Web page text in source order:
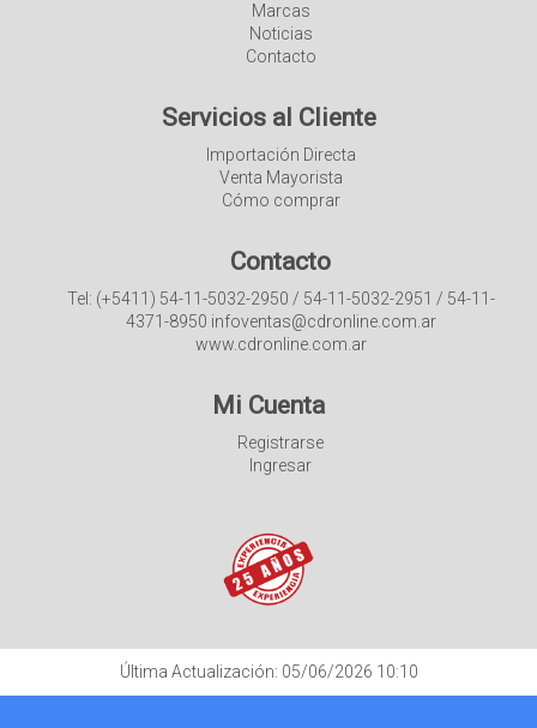
Marcas
Noticias
Contacto
Servicios al Cliente
Importación Directa
Venta Mayorista
Cómo comprar
Contacto
Tel: (+5411) 54-11-5032-2950 / 54-11-5032-2951 / 54-11-
4371-8950 infoventas@cdronline.com.ar
www.cdronline.com.ar
Mi Cuenta
Registrarse
Ingresar
Última Actualización: 05/06/2026 10:10